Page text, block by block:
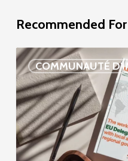
Recommended
COMMUNAUTÉ
Étude
sur
la
délégation
de
l’UE